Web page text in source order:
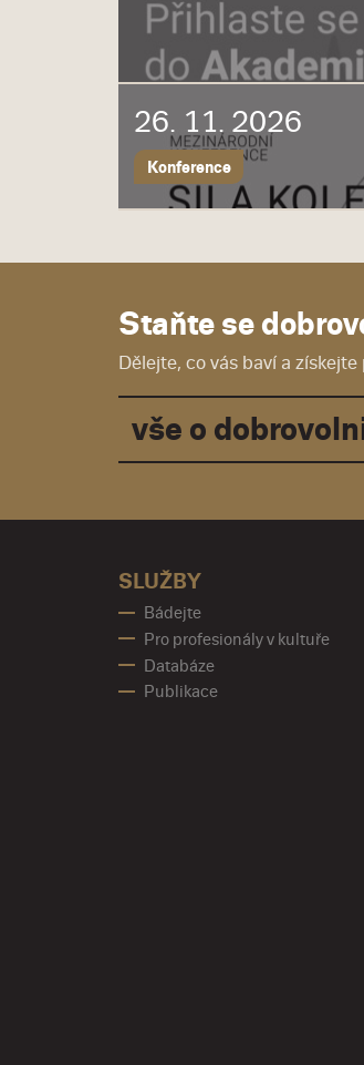
26. 11. 2026
Konference
Staňte se
Dělejte, co vás baví a
vše o
SLUŽBY
Bádejte
Pro profesionály v kultuře
Databáze
Publikace